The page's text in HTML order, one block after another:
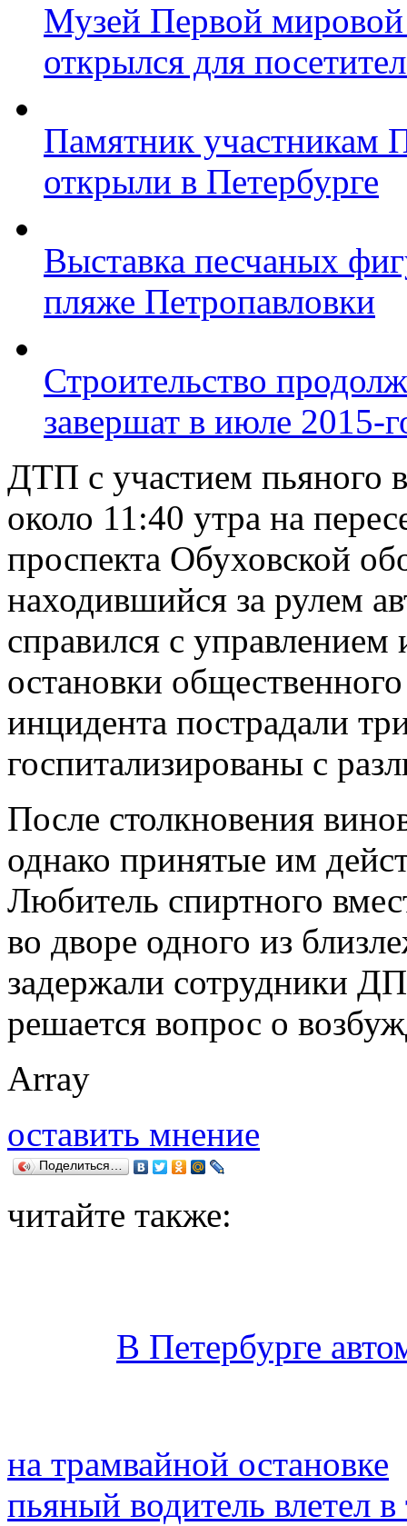
Музей Первой
открылся для
Памятник участникам
открыли в Петербурге
Выставка песчаных
пляже Петропавловки
Строительство
завершат в июле 2015-
ДТП с участием пьяного
около 11:40 утра на
проспекта Обуховской
находившийся за рулем
справился с управлением
остановки
инцидента пострадали
госпитализированы с
После столкновения
однако принятые им
Любитель спиртного
во дворе одного из
задержали сотрудники
решается вопрос о
Array
оставить мнение
Поделиться…
читайте также:
В Петербурге
на трамвайной остановке
пьяный водитель влетел